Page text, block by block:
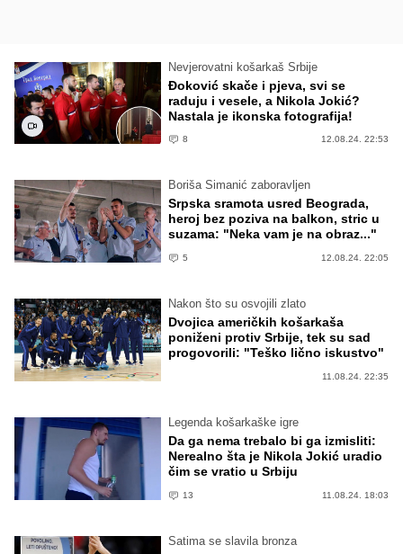
Nevjerovatni košarkaš Srbije
Đoković skače i pjeva, svi se
raduju i vesele, a Nikola Jokić?
Nastala je ikonska fotografija!
8 12.08.24. 22:53
Boriša Simanić zaboravljen
Srpska sramota usred Beograda,
heroj bez poziva na balkon, stric u
suzama: "Neka vam je na obraz..."
5 12.08.24. 22:05
Nakon što su osvojili zlato
Dvojica američkih košarkaša
poniženi protiv Srbije, tek su sad
progovorili: "Teško lično iskustvo"
11.08.24. 22:35
Legenda košarkaške igre
Da ga nema trebalo bi ga izmisliti:
Nerealno šta je Nikola Jokić uradio
čim se vratio u Srbiju
13 11.08.24. 18:03
Satima se slavila bronza